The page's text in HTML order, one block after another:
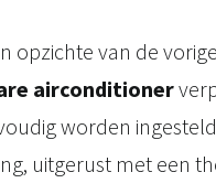
opzichte van de
airconditioner
worden
uitgerust met een